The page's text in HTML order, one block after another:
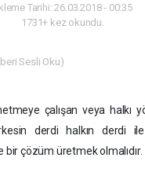
Tarihi: 26.03.2018 - 00:35
1731+ kez okundu.
Sesli Oku)
çalışan veya halkı
derdi halkın derdi
bir çözüm üretmek olmalıdır.